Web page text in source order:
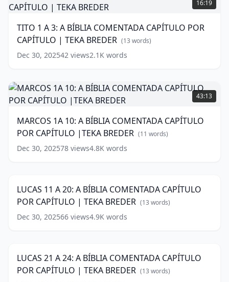
A
A
BÍBLIA
COMENTADA
CAPÍTULO
CAPÍTULO
|
TEKA
words)
16:19
TITO 1 A 3: A BÍBLIA COMENTADA CAPÍTULO POR
CAPÍTULO | TEKA BREDER (13 words)
Dec 30, 202542 views2.1K words
MARCOS
1A
10:
BÍBLIA
COMENTADA
CAPÍTULO
POR
BREDER ( 11
43:13
MARCOS 1A 10: A BÍBLIA COMENTADA CAPÍTULO
POR CAPÍTULO |TEKA BREDER (11 words)
Dec 30, 202578 views4.8K words
LUCAS
A
BÍBLIA
COMENTADA
CAPÍTULO
|
TEKA
BREDER ( 13
LUCAS 11 A 20: A BÍBLIA COMENTADA CAPÍTULO
POR CAPÍTULO | TEKA BREDER (13 words)
Dec 30, 202566 views4.9K words
LUCAS
A
BÍBLIA
LUCAS 21 A 24: A BÍBLIA COMENTADA CAPÍTULO
POR CAPÍTULO | TEKA BREDER (13 words)